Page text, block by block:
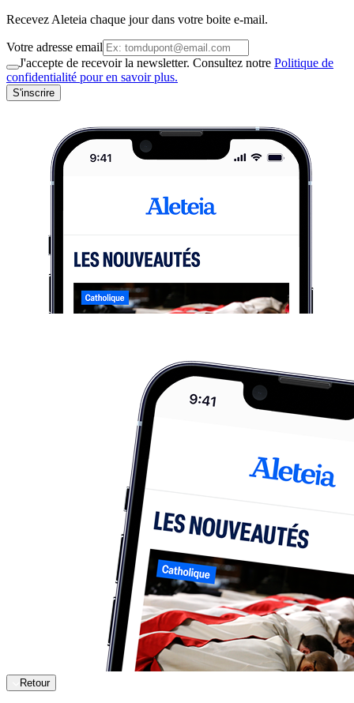
Recevez Aleteia chaque jour dans votre boite e-mail.
Votre adresse email
J'accepte de recevoir la newsletter. Consultez notre Politique de
confidentialité pour en savoir plus.
S'inscrire
Retour